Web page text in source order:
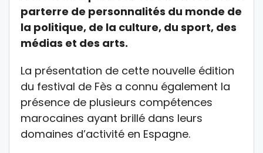
parterre de personnalités du monde de
la politique, de la culture, du sport, des
médias et des arts.
La présentation de cette nouvelle édition
du festival de Fès a connu également la
présence de plusieurs compétences
marocaines ayant brillé dans leurs
domaines d’activité en Espagne.